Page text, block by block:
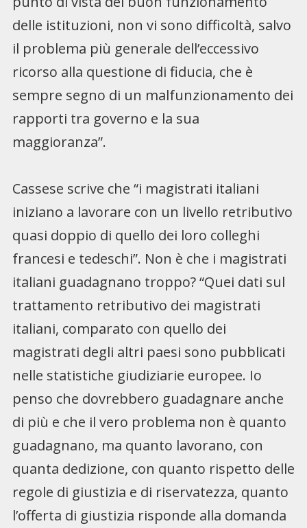
delle istituzioni, non vi sono difficoltà, salvo
il problema più generale dell’eccessivo
ricorso alla questione di fiducia, che è
sempre segno di un malfunzionamento dei
rapporti tra governo e la sua
maggioranza”.
Cassese scrive che “i magistrati italiani
iniziano a lavorare con un livello retributivo
quasi doppio di quello dei loro colleghi
francesi e tedeschi”. Non è che i magistrati
italiani guadagnano troppo? “Quei dati sul
trattamento retributivo dei magistrati
italiani, comparato con quello dei
magistrati degli altri paesi sono pubblicati
nelle statistiche giudiziarie europee. Io
penso che dovrebbero guadagnare anche
di più e che il vero problema non è quanto
guadagnano, ma quanto lavorano, con
quanta dedizione, con quanto rispetto delle
regole di giustizia e di riservatezza, quanto
l’offerta di giustizia risponde alla domanda